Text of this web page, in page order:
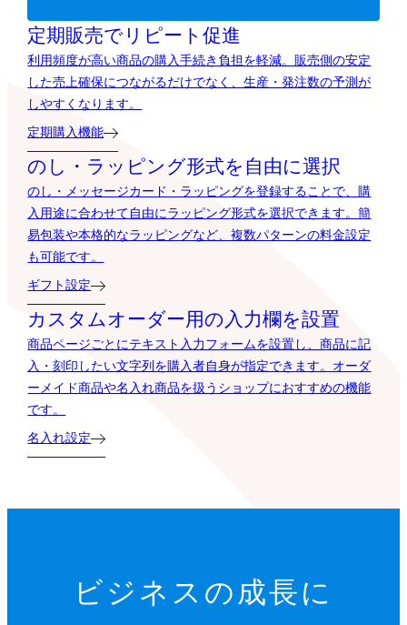
定期販売でリピート促進
利用頻度が高い商品の購入手続き負担を軽減。販売側の安定
した売上確保につながるだけでなく、生産・発注数の予測が
しやすくなります。
定期購入機能
のし・ラッピング形式を自由に選択
のし・メッセージカード・ラッピングを登録することで、購
入用途に合わせて自由にラッピング形式を選択できます。簡
易包装や本格的なラッピングなど、複数パターンの料金設定
も可能です。
ギフト設定
カスタムオーダー用の入力欄を設置
商品ページごとにテキスト入力フォームを設置し、商品に記
入・刻印したい文字列を購入者自身が指定できます。オーダ
ーメイド商品や名入れ商品を扱うショップにおすすめの機能
です。
名入れ設定
ビジネスの成長に